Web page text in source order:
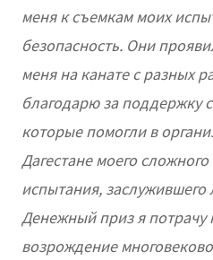
меня к съемкам моих
безопасность. Они
меня на канатес разных
благодарю за поддержку
которые помогли в
Дагестане моего
испытания,
Денежный приз я потрачу
возрождение